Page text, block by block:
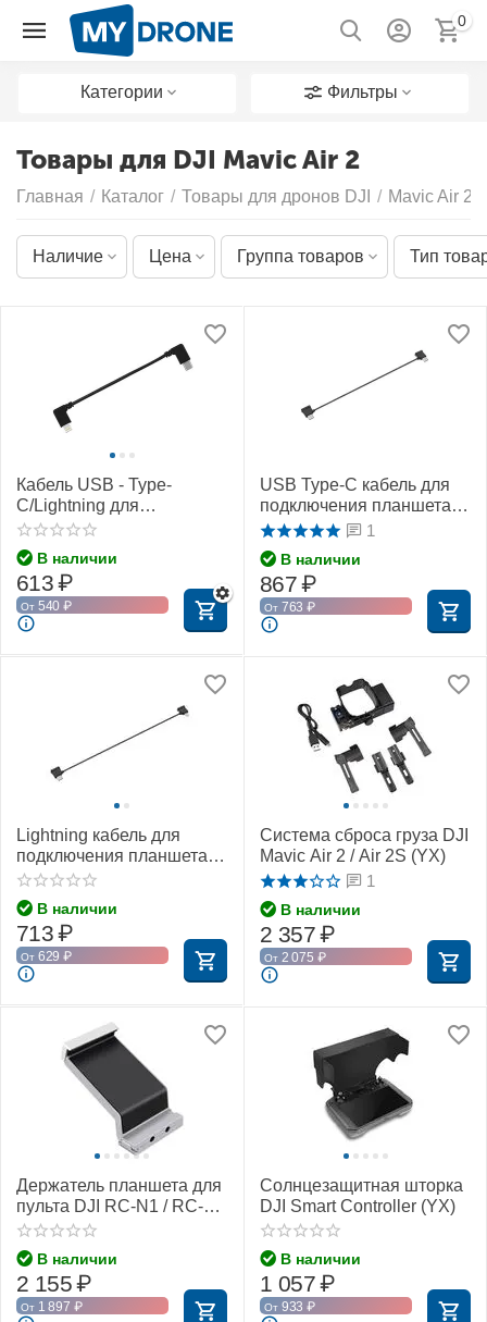
0
Категории Фильтры
Товары для DJI Mavic Air 2
Главная / Каталог / Товары для дронов DJI / Mavic Air 2
Наличие Цена Группа товаров Тип
Кабель USB - Type-
C/Lightning для
подключения к пульту DJI
RC-N1 / RC-N2 / RC-N3
(35 см) (YX)
В наличии
613₽
От 540 ₽
USB Type-C кабель для
подключения планшета к
пульту DJI RC-N1 / RC-N2
/ RC-N3 (29 см) (YX)
1
В наличии
867₽
От 763 ₽
Lightning кабель для
подключения планшета к
пульту DJI RC-N1 / RC-N2
/ RC-N3 (29 см) (YX)
В наличии
713₽
От 629 ₽
Система сброса груза DJI
Mavic Air 2 / Air 2S (YX)
1
В наличии
2 357₽
От 2 075 ₽
Держатель планшета для
пульта DJI RC-N1 / RC-N2
/ RC-N3 (YX)
В наличии
2 155₽
От 1 897 ₽
Солнцезащитная шторка
DJI Smart Controller (YX)
В наличии
1 057₽
От 933 ₽